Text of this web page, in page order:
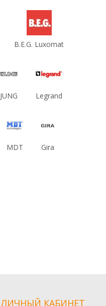
B.E.G. Luxomat
JUNG Legrand
MDT Gira
ЛИЧНЫЙ КАБИНЕТ